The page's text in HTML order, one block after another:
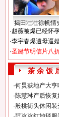
揭田壮壮徐帆情
·赵薇被爆已经怀
·李宇春爆遭母逼
·圣诞节明信片八
茶 余 饭
·何炅获地产大
·陈慧琳产后恢
·殷桃街头休闲